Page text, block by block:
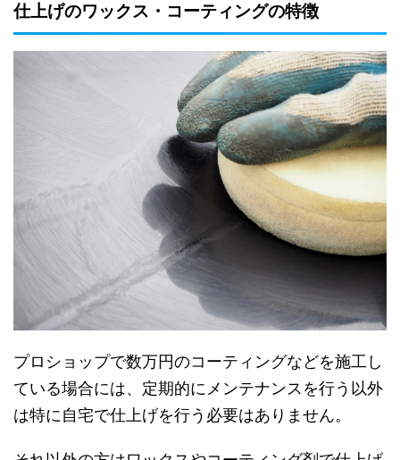
仕上げのワックス・コーティングの特徴
プロショップで数万円のコーティングなどを施工し
ている場合には、定期的にメンテナンスを行う以外
は特に自宅で仕上げを行う必要はありません。